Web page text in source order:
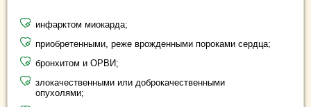
инфарктом миокарда;
приобретенными, реже врожденными пороками сердца;
бронхитом и ОРВИ;
злокачественными или доброкачественными
опухолями;